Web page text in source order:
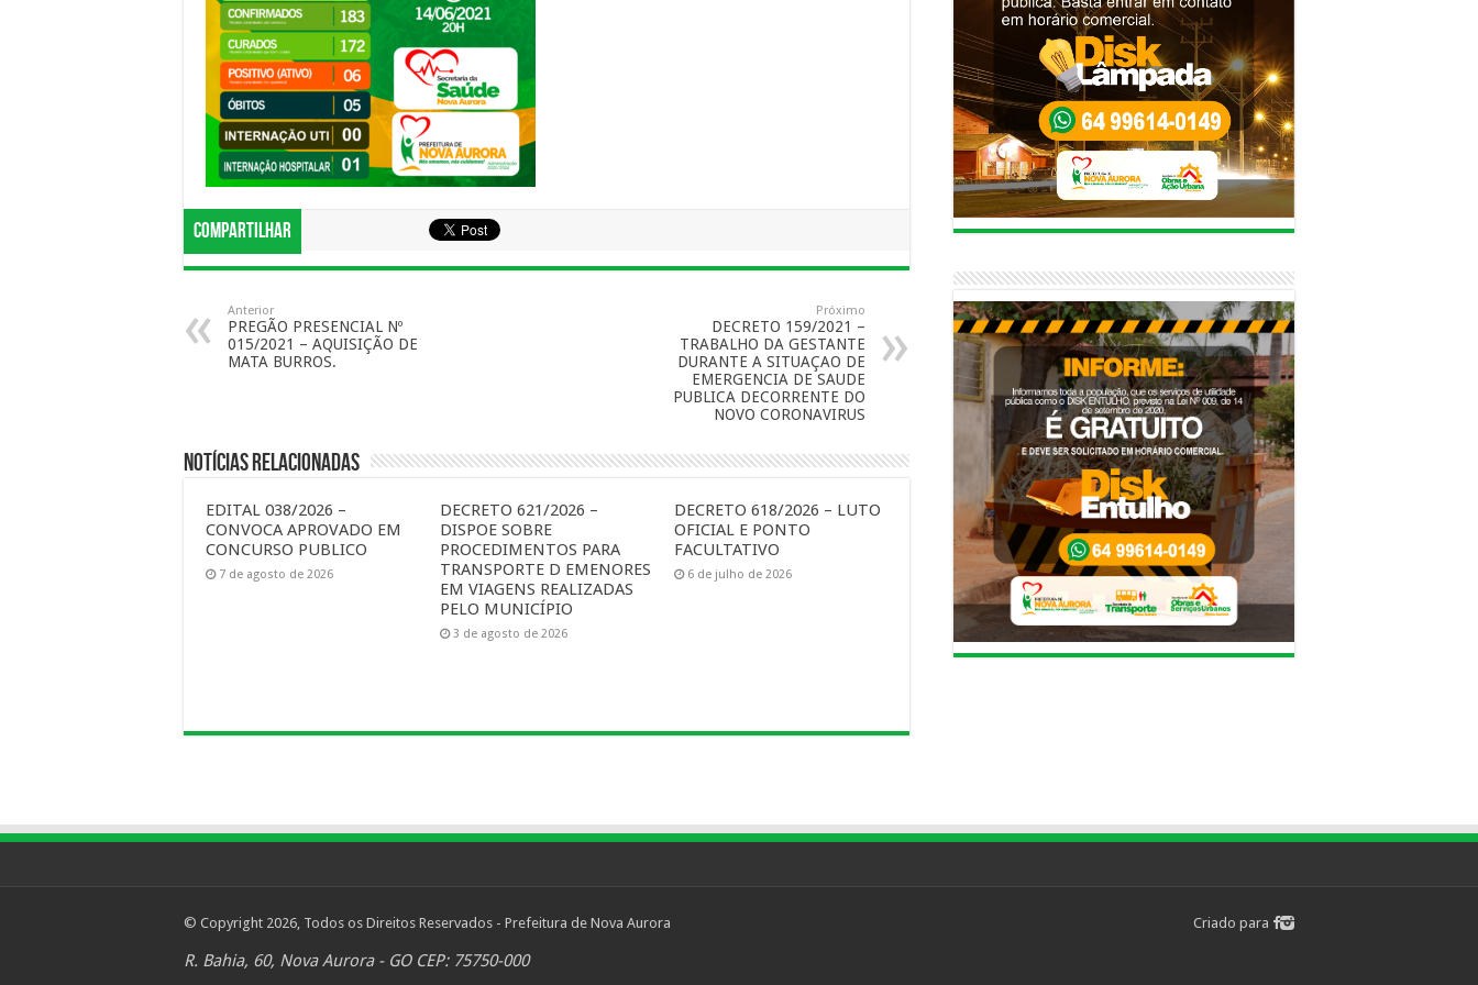
Compartilhar
Anterior
PREGÃO PRESENCIAL Nº
015/2021 – AQUISIÇÃO DE
MATA BURROS.
Próximo
DECRETO 159/2021 –
TRABALHO DA GESTANTE
DURANTE A SITUAÇAO DE
EMERGENCIA DE SAUDE
PUBLICA DECORRENTE DO
NOVO CORONAVIRUS
Notícias Relacionadas
EDITAL 038/2026 –
CONVOCA APROVADO EM
CONCURSO PUBLICO
7 de agosto de 2026
DECRETO 621/2026 –
DISPOE SOBRE
PROCEDIMENTOS PARA
TRANSPORTE D EMENORES
EM VIAGENS REALIZADAS
PELO MUNICÍPIO
3 de agosto de 2026
DECRETO 618/2026 – LUTO
OFICIAL E PONTO
FACULTATIVO
6 de julho de 2026
Criado para
© Copyright 2026, Todos os Direitos Reservados - Prefeitura de Nova Aurora
R. Bahia, 60, Nova Aurora - GO CEP: 75750-000